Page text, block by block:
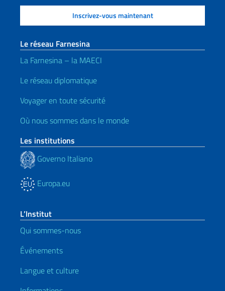
Le réseau Farnesina
La Farnesina – la MAECI
Le réseau diplomatique
Voyager en toute sécurité
Où nous sommes dans le monde
Les institutions
Governo Italiano
Europa.eu
L’Institut
Qui sommes-nous
Événements
Langue et culture